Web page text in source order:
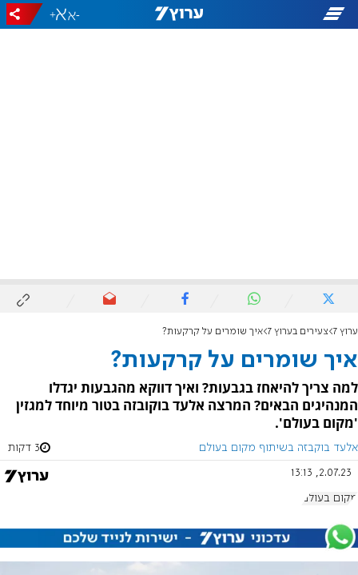
-
+
ערוץ 7 צעירים בערוץ 7 איך שומרים על קרקעות?
איך שומרים על קרקעות?
למה צריך להיאחז בגבעות? ואיך דווקא מהגבעות יגדלו
המנהיגים הבאים? המרצה אלעד בוקובזה בטור מיוחד למגזין
'מקום בעולם'.
אלעד בוקבזה בשיתוף מקום בעולם 3 דקות
2.07.23, 13:13
מקום בעולם